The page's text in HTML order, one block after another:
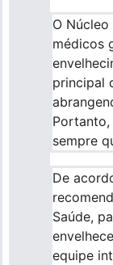
principal
Sobre
Para
O
médicos
principal
sempre
De
Saúde,
equipe